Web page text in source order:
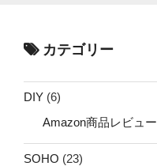
カテゴリー
DIY (6)
Amazon商品レビュー
SOHO (23)